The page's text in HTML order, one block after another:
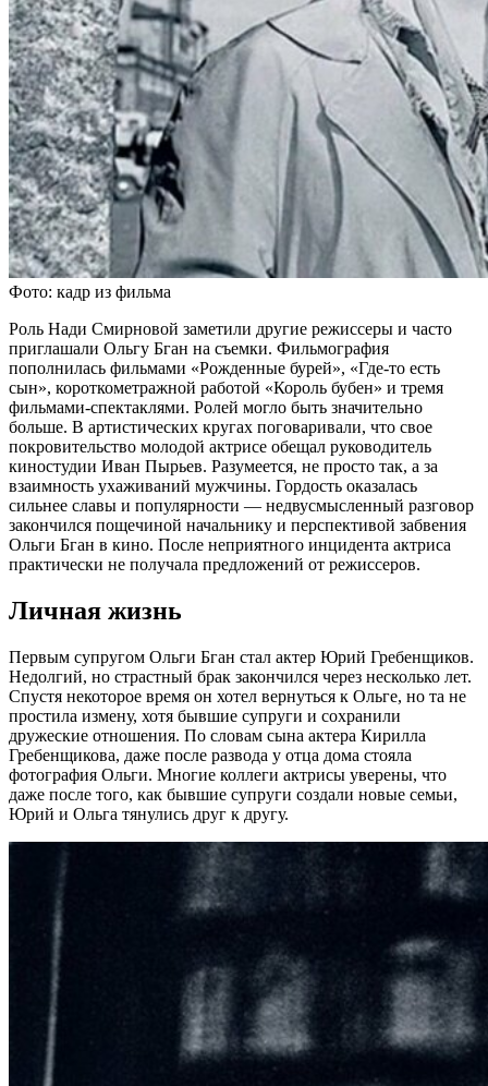
Фото: кадр из фильма
Роль Нади Смирновой заметили другие режиссеры и часто
приглашали Ольгу Бган на съемки. Фильмография
пополнилась фильмами «Рожденные бурей», «Где-то есть
сын», короткометражной работой «Король бубен» и тремя
фильмами-спектаклями. Ролей могло быть значительно
больше. В артистических кругах поговаривали, что свое
покровительство молодой актрисе обещал руководитель
киностудии Иван Пырьев. Разумеется, не просто так, а за
взаимность ухаживаний мужчины. Гордость оказалась
сильнее славы и популярности — недвусмысленный разговор
закончился пощечиной начальнику и перспективой забвения
Ольги Бган в кино. После неприятного инцидента актриса
практически не получала предложений от режиссеров.
Личная жизнь
Первым супругом Ольги Бган стал актер Юрий Гребенщиков.
Недолгий, но страстный брак закончился через несколько лет.
Спустя некоторое время он хотел вернуться к Ольге, но та не
простила измену, хотя бывшие супруги и сохранили
дружеские отношения. По словам сына актера Кирилла
Гребенщикова, даже после развода у отца дома стояла
фотография Ольги. Многие коллеги актрисы уверены, что
даже после того, как бывшие супруги создали новые семьи,
Юрий и Ольга тянулись друг к другу.